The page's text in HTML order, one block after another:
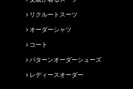
リクルートスーツ
オーダーシャツ
コート
パターンオーダーシューズ
レディースオーダー